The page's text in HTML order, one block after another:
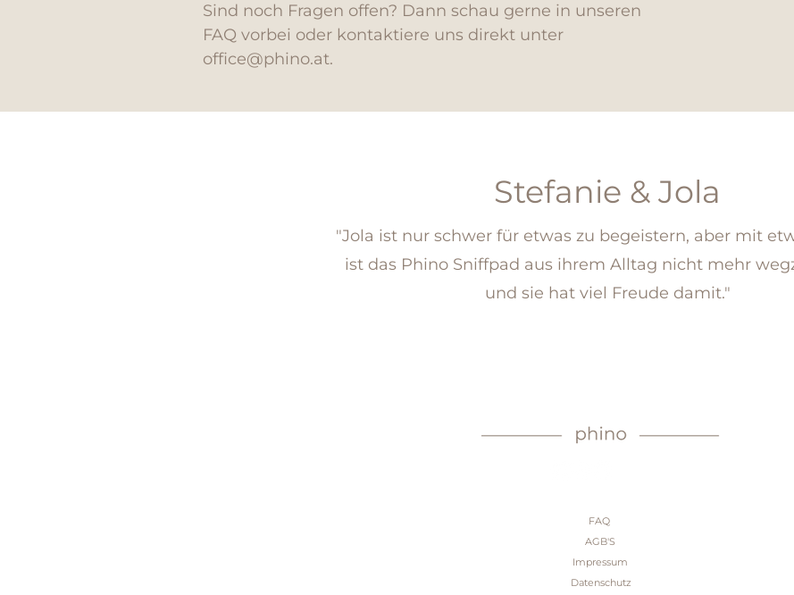
Sind noch Fragen offen? Dann schau gerne in unseren
FAQ vorbei oder kontaktiere uns direkt unter
office@phino.at.
Stefanie & Jola
"Jola ist nur schwer für etwas zu begeistern, aber mit
ist das Phino Sniffpad aus ihrem Alltag nicht mehr
und sie hat viel Freude damit."
FAQ
AGB'S
Impressum
Datenschutz